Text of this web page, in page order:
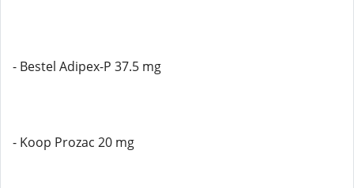
- Bestel Adipex-P 37.5 mg
- Koop Prozac 20 mg